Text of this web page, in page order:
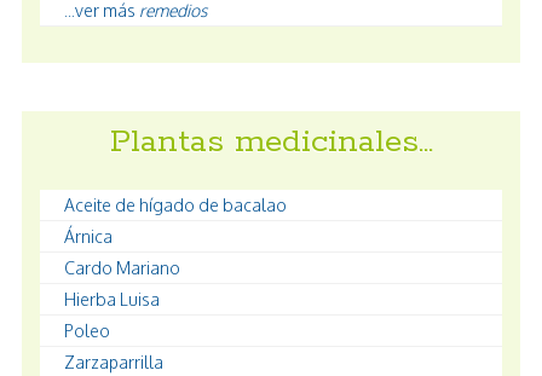
...ver más remedios
Plantas medicinales…
Aceite de hígado de bacalao
Árnica
Cardo Mariano
Hierba Luisa
Poleo
Zarzaparrilla